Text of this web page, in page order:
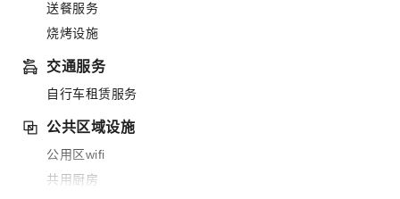
送餐服务
烧烤设施
交通服务
自行车租赁服务
公共区域设施
公用区wifi
共用厨房